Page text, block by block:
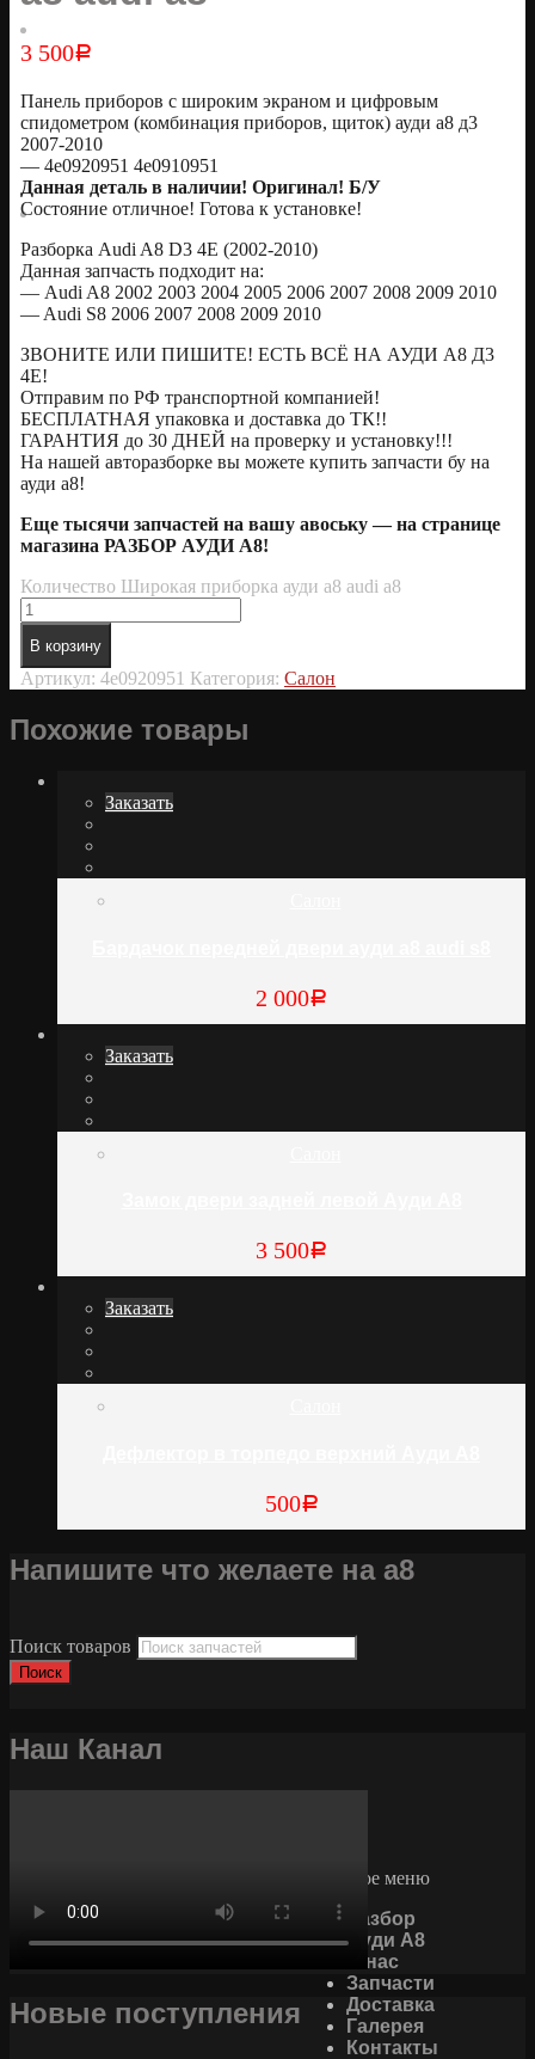
Основное меню
Разбор
Ауди А8
О нас
Запчасти
Доставка
Галерея
Контакты
3 500Р
Панель приборов с широким экраном и цифровым
спидометром (комбинация приборов, щиток) ауди а8 д3
2007-2010
— 4e0920951 4e0910951
Данная деталь в наличии! Оригинал! Б/У
Состояние отличное! Готова к установке!
Разборка Audi A8 D3 4E (2002-2010)
Данная запчасть подходит на:
— Audi A8 2002 2003 2004 2005 2006 2007 2008 2009 2010
— Audi S8 2006 2007 2008 2009 2010
ЗВОНИТЕ ИЛИ ПИШИТЕ! ЕСТЬ ВСЁ НА АУДИ А8 Д3
4Е!
Отправим по РФ транспортной компанией!
БЕСПЛАТНАЯ упаковка и доставка до ТК!!
ГАРАНТИЯ до 30 ДНЕЙ на проверку и установку!!!
На нашей авторазборке вы можете купить запчасти бу на
ауди а8!
Еще тысячи запчастей на вашу авоську — на странице
магазина РАЗБОР АУДИ А8!
Количество Широкая приборка ауди а8 audi a8
В корзину
Артикул: 4e0920951 Категория: Салон
Похожие товары
Заказать
2 000Р
Заказать
3 500Р
Заказать
500Р
Напишите что желаете на а8
Поиск товаров
Поиск
Наш Канал
Новые поступления